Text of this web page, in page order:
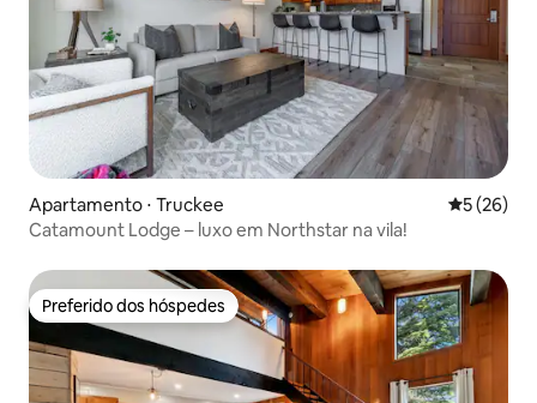
Apartamento ⋅ Truckee 5 de uma
5 (26)
Catamount Lodge – luxo em Northstar na vila!
Preferido dos hóspedes
Preferido dos hóspedes